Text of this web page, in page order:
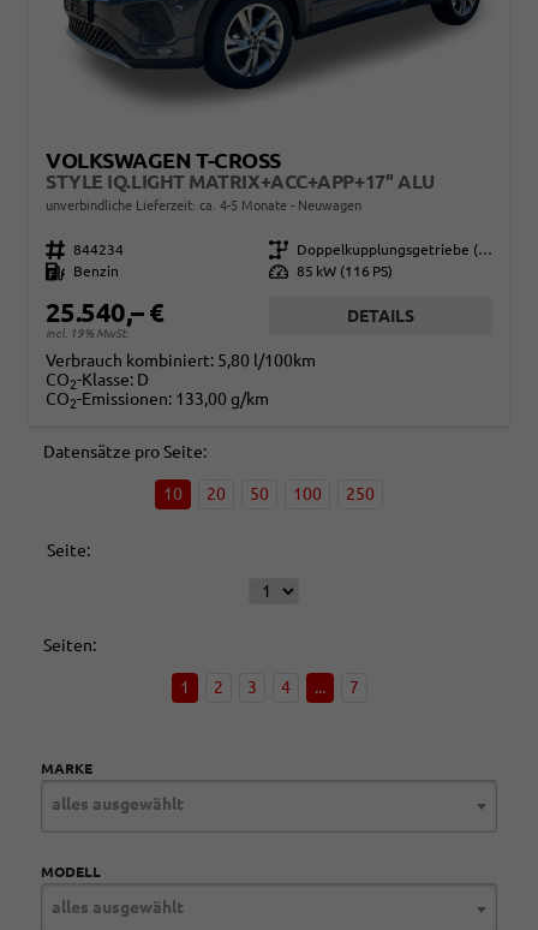
VOLKSWAGEN T-CROSS
STYLE IQ.LIGHT MATRIX+ACC+APP+17'' ALU
unverbindliche Lieferzeit: ca. 4-5 Monate Neuwagen
Fahrzeugnr. 844234 Getriebe
Doppelkupplungsgetriebe (DSG)
Kraftstoff
Benzin Leistung 85 kW (116 PS)
25.540,– €
incl. 19% MwSt.
DETAILS
Verbrauch kombiniert: 5,80 l/100km
CO2-Klasse: D
CO2-Emissionen: 133,00 g/km
Datensätze pro Seite:
10 20 50 100 250
Seite:
Seiten:
1 2 3 4 ... 7
MARKE
alles ausgewählt
MODELL
alles ausgewählt